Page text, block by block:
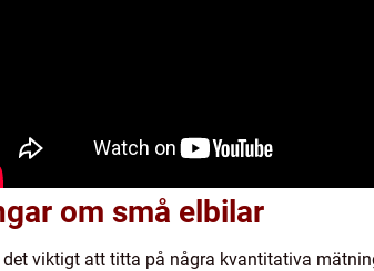
om små elbilar
viktigt att titta på några kvantitativa